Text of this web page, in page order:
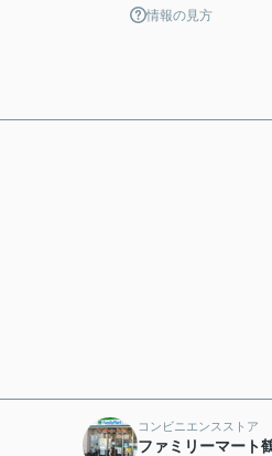
情報の見方
コンビニエンスストア
ファミリーマート